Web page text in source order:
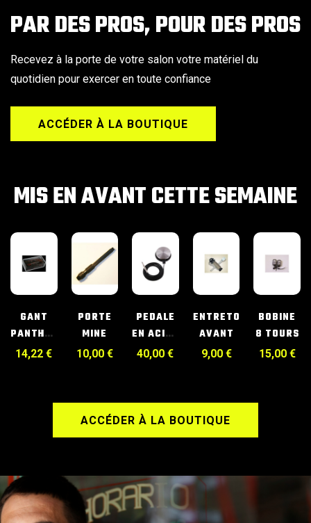
PAR DES PROS, POUR DES PROS
Recevez à la porte de votre salon votre matériel du
quotidien pour exercer en toute confiance
ACCÉDER À LA BOUTIQUE
MIS EN AVANT CETTE SEMAINE
GANT
PANTHERA
M
14,22€
PORTE
MINE
10,00 €
PEDALE
EN ACIER
RONDE
40,00€
ENTRETOISE
AVANT
9,00 €
BOBINE
8 TOURS
15,00 €
ACCÉDER À LA BOUTIQUE